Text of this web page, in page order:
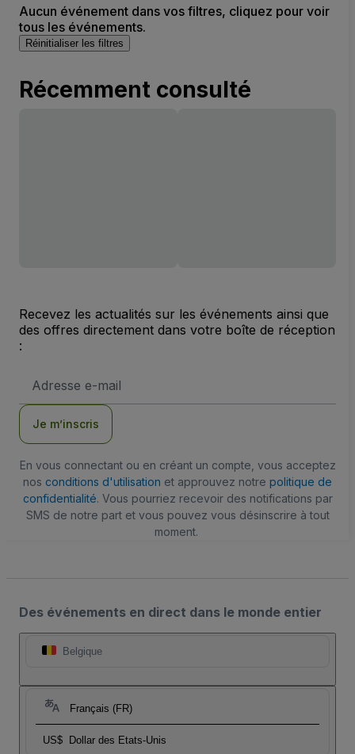
Aucun événement dans vos filtres, cliquez pour voir
tous les événements.
Réinitialiser les filtres
Récemment consulté
Recevez les actualités sur les événements ainsi que
des offres directement dans votre boîte de réception
:
e-
Je m’inscris
En vous connectant ou en créant un compte, vous acceptez
nos conditions d'utilisation et approuvez notre politique de
confidentialité. Vous pourriez recevoir des notifications par
SMS de notre part et vous pouvez vous désinscrire à tout
moment.
Des événements en direct dans le monde entier
Belgique
Français (FR)
US$ Dollar des Etats-Unis